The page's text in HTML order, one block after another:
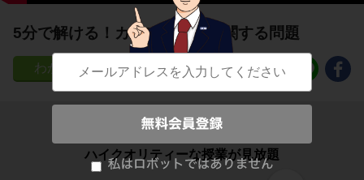
5分で解ける！カップリングに関する問題
22
子どもの勉強から大人の学び直しまで
ハイクオリティーな授業が見放題